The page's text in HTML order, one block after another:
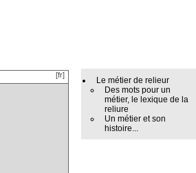
Le métier de relieur
Des mots pour un
métier, le lexique de la
reliure
Un métier et son
histoire...
[fr]